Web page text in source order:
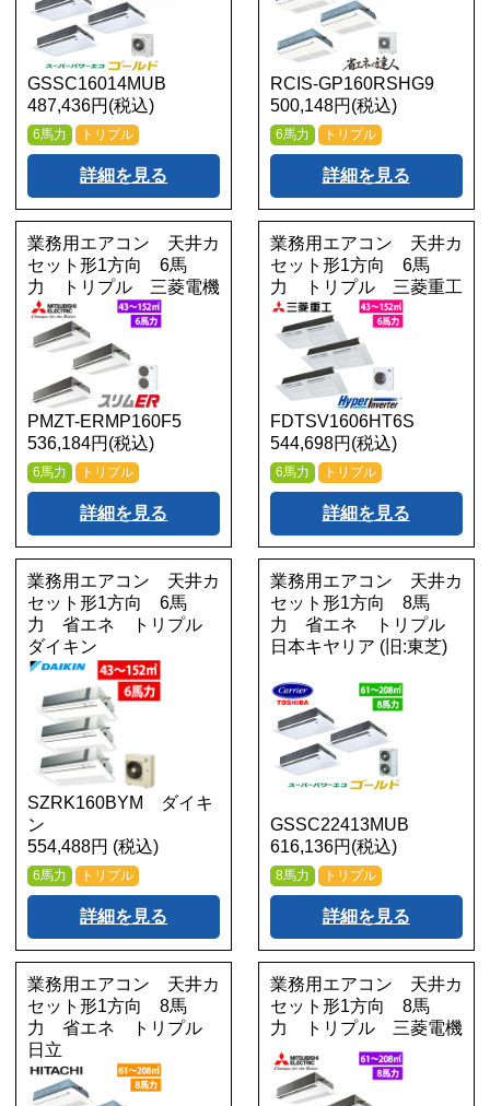
GSSC16014MUB
487,436円(税込)
6馬力 トリプル
詳細を見る
RCIS-GP160RSHG9
500,148円(税込)
6馬力 トリプル
詳細を見る
業務用エアコン 天井カ
セット形1方向 6馬
力 トリプル 三菱電機
PMZT-ERMP160F5
536,184円(税込)
6馬力 トリプル
詳細を見る
業務用エアコン 天井カ
セット形1方向 6馬
力 トリプル 三菱重工
FDTSV1606HT6S
544,698円(税込)
6馬力 トリプル
詳細を見る
業務用エアコン 天井カ
セット形1方向 6馬
力 省エネ トリプル
ダイキン
SZRK160BYM ダイキ
ン
554,488円 (税込)
6馬力 トリプル
詳細を見る
業務用エアコン 天井カ
セット形1方向 8馬
力 省エネ トリプル
日本キヤリア (旧:東芝)
GSSC22413MUB
616,136円(税込)
8馬力 トリプル
詳細を見る
業務用エアコン 天井カ
セット形1方向 8馬
力 省エネ トリプル
日立
業務用エアコン 天井カ
セット形1方向 8馬
力 トリプル 三菱電機